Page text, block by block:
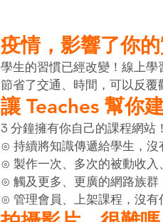
疫情，影響了你
學生的習慣已經改變！線上學
節省了交通、時間，可以反覆
讓 Teaches 幫你
3 分鐘擁有你自己的課程網站
⊙ 持續將知識傳遞給學生，沒
⊙ 製作一次、多次的被動收入
⊙ 觸及更多、更廣的網路族
⊙ 管理會員、上架課程，沒有